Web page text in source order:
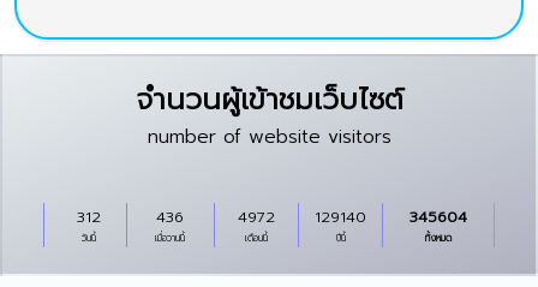
จำนวนผู้เข้าชมเว็บไซต์
number of website visitors
วันนี้
312
เมื่อวานนี้
436
เดือนนี้
4972
ปีนี้
129140
ทั้งหมด
345604